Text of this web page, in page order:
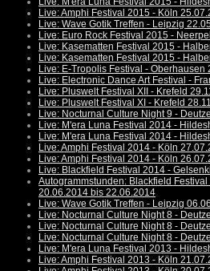
Live: Amphi Festival 2015 - Köln
Live: Wave Gotik Treffen - Leipzig
Live: Euro Rock Festival 2015 -
Live: Kasematten Festival 2015 -
Live: Kasematten Festival 2015 -
Live: E-Tropolis Festival - Oberhausen
Live: Electronic Dance Art Festival -
Live: Pluswelt Festival XII - Krefeld
Live: Pluswelt Festival XI - Krefeld
Live: Nocturnal Culture Night 9 -
Live: M'era Luna Festival 2014 -
Live: M'era Luna Festival 2014 -
Live: Amphi Festival 2014 - Köln
Live: Amphi Festival 2014 - Köln
Live: Blackfield Festival 2014 -
Autogrammstunden: Blackfield
20.06.2014 bis 22.06.2014
Live: Wave Gotik Treffen - Leipzig
Live: Nocturnal Culture Night 8 -
Live: Nocturnal Culture Night 8 -
Live: Nocturnal Culture Night 8 -
Live: M'era Luna Festival 2013 -
Live: Amphi Festival 2013 - Köln